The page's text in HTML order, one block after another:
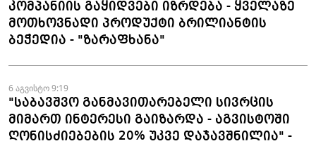
კომპანიის გაყიდვები იზრდება - ყველაზე
მოთხოვნადი პროდუქტი ბრილიანტის
ბეჭედია - "ზარაფხანა"
6 აგვისტო 9:19
"საბავშვო განმავითარებელი სივრცის
მიმართ ინტერესი გაიზარდა - აგვისტოში
ღონისძიებების 20% უკვე დაჯავშნილია" -